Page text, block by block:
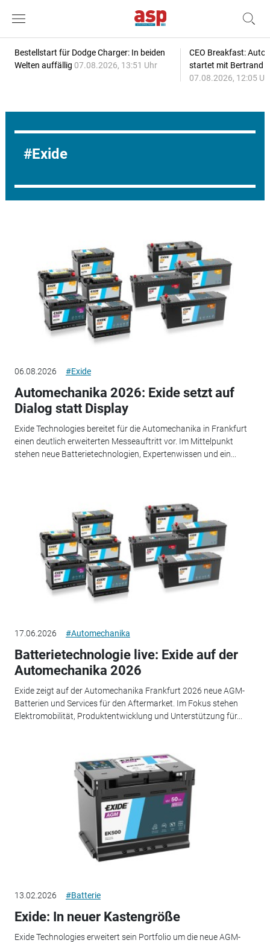
Bestellstart für Dodge Charger: In beiden
Welten auffällig 07.08.2026, 13:51 Uhr
CEO Breakfast:
startet mit Bertrand
07.08.2026, 12:05
Exide
06.08.2026 #Exide
Automechanika 2026: Exide setzt auf
Dialog statt Display
Exide Technologies bereitet für die Automechanika in Frankfurt
einen deutlich erweiterten Messeauftritt vor. Im Mittelpunkt
stehen neue Batterietechnologien, Expertenwissen und ein...
17.06.2026 #Automechanika
Batterietechnologie live: Exide auf der
Automechanika 2026
Exide zeigt auf der Automechanika Frankfurt 2026 neue AGM-
Batterien und Services für den Aftermarket. Im Fokus stehen
Elektromobilität, Produktentwicklung und Unterstützung für...
13.02.2026 #Batterie
Exide: In neuer Kastengröße
Exide Technologies erweitert sein Portfolio um die neue AGM-